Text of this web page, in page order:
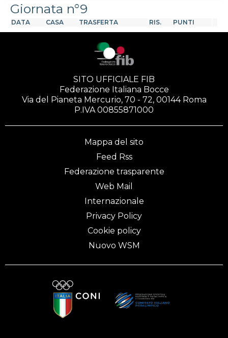
Giornata n°9
DATA CASA TRASFERTA RIS. PUNTI
SITO UFFICIALE FIB
Federazione Italiana Bocce
Via del Pianeta Mercurio, 70 - 72, 00144 Roma
P.IVA 00855871000
Mappa del sito
Feed Rss
Federazione trasparente
Web Mail
Internazionale
Privacy Policy
Cookie policy
Nuovo WSM